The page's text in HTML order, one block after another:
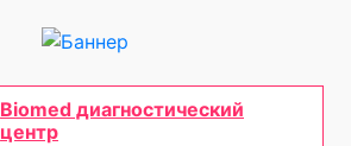
Biomed диагностический
центр